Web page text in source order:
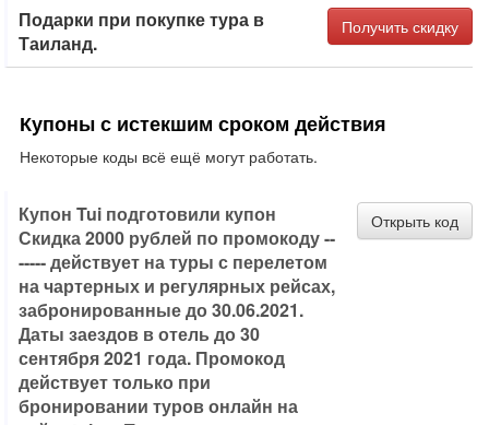
Подарки при покупке тура в
Таиланд.
Получить скидку
Купоны с истекшим сроком действия
Некоторые коды всё ещё могут работать.
Купон Tui подготовили купон
Скидка 2000 рублей по промокоду --
----- действует на туры с перелетом
на чартерных и регулярных рейсах,
забронированные до 30.06.2021.
Даты заездов в отель до 30
сентября 2021 года. Промокод
действует только при
бронировании туров онлайн на
Открыть код